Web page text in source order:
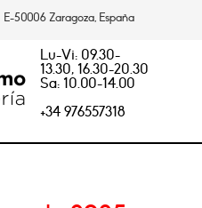
50006 Zaragoza, España
Lu-Vi: 09.30-
13.30, 16.30-20.30
Sa: 10.00-14.00
+34 976557318